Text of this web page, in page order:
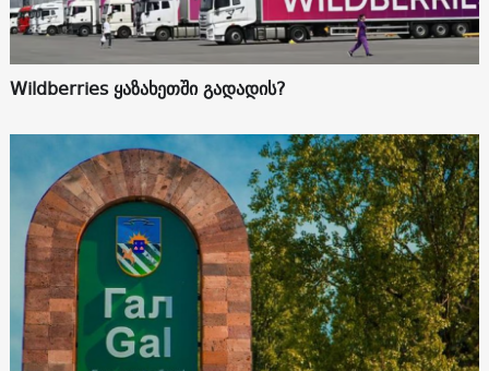
Wildberries ყაზახეთში გადადის?